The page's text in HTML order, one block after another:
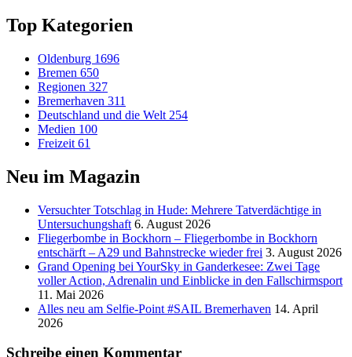
Top Kategorien
Oldenburg 1696
Bremen 650
Regionen 327
Bremerhaven 311
Deutschland und die Welt 254
Medien 100
Freizeit 61
Neu im Magazin
Versucht­er Totschlag in Hude: Mehrere Tatverdächtige in
Untersuchungshaft 6. August 2026
Fliegerbombe in Bockhorn – Fliegerbombe in Bockhorn
entschärft – A29 und Bahnstrecke wieder frei 3. August 2026
Grand Opening bei YourSky in Ganderkesee: Zwei Tage
voller Action, Adrenalin und Einblicke in den Fallschirmsport
11. Mai 2026
Alles neu am Selfie-Point #SAIL Bremerhaven 14. April
2026
Schreibe einen Kommentar